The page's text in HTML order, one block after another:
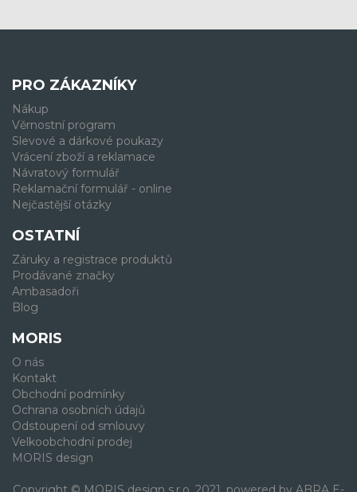
PRO ZÁKAZNÍKY
Nákup
Věrnostní program
Slevové a dárkové poukazy
Vrácení zboží a reklamace
Návratový formulář
Reklamační formulář - online
Nejčastější otázky
OSTATNÍ
Záruky a registrace produktů
Prodávané značky
Ambasadoři
Blog
MORIS
O nás
Kontakt
Obchodní podmínky
Ochrana osobních údajů
Odstoupení od smlouvy
Velkoobchodní prodej
MORIS design